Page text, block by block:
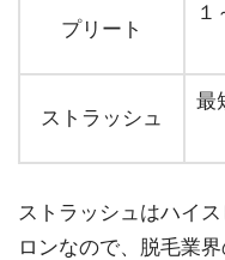
プリート
１
ストラッシュ
最
ストラッシュはハイ
ロンなので、脱毛業